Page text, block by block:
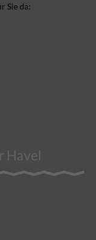
Sie da:
Havel